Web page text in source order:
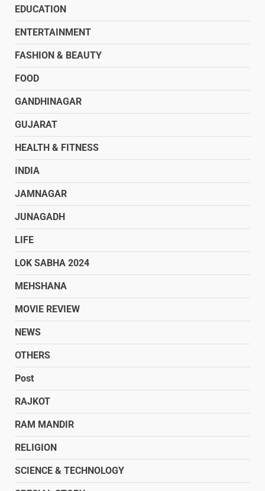
EDUCATION
ENTERTAINMENT
FASHION & BEAUTY
FOOD
GANDHINAGAR
GUJARAT
HEALTH & FITNESS
INDIA
JAMNAGAR
JUNAGADH
LIFE
LOK SABHA 2024
MEHSHANA
MOVIE REVIEW
NEWS
OTHERS
Post
RAJKOT
RAM MANDIR
RELIGION
SCIENCE & TECHNOLOGY